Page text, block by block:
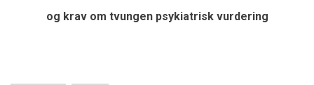
og krav om tvungen psykiatrisk vurdering